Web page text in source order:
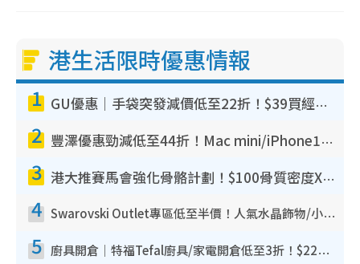
港生活限時優惠情報
1 GU優惠｜手袋突發減價低至22折！$39買經典波士頓包/餃子袋！飾物同步減價$29起！
2 豐澤優惠勁減低至44折！Mac mini/iPhone17Pro大減價！廚房家電$220起
3 港大推賽馬會強化骨骼計劃！$100骨質密度X光檢查 完成免費運動訓練送超市禮券！附參加資格
4 Swarovski Outlet專區低至半價！人氣水晶飾物/小擺設$138起！迪士尼款/水晶高跟鞋都有平
5 廚具開倉｜特福Tefal廚具/家電開倉低至3折！$220起買平底鍋/炒鑊/湯煲！電飯煲/吸塵機/燙斗$418起